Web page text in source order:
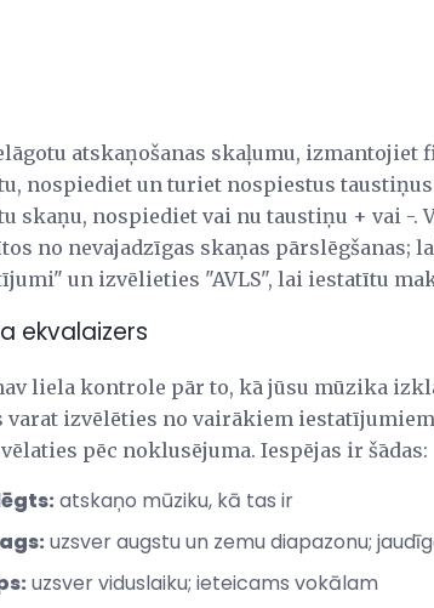
atskaņošanas skaļumu, izmantojiet
nospiediet un turiet nospiestus
skaņu, nospiediet vai nu taustiņu + vai -
no nevajadzīgas skaņas pārslēgšanas;
un izvēlieties "AVLS", lai iestatītu
ekvalaizers
liela kontrole pār to, kā jūsu mūzika
varat izvēlēties no vairākiem
pēc noklusējuma. Iespējas ir šādas:
atskaņo mūziku, kā tas ir
uzsver augstu un zemu diapazonu;
uzsver viduslaiku; ieteicams vokālam